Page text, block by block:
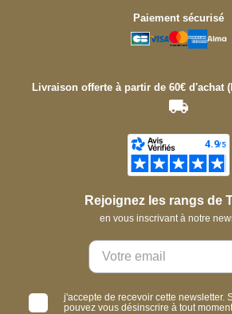
Paiement sécurisé
Livraison offerte à partir de 60€ d'achat
Rejoignez les rangs de
en vous inscrivant à notre
j'accepte de recevoir cette newsletter.
pouvez vous désinscrire à tout moment.